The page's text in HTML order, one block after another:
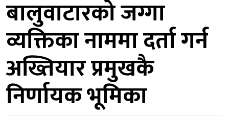
बालुवाटारको जग्गा
व्यक्तिका नाममा दर्ता गर्न
अख्तियार प्रमुखकै
निर्णायक भूमिका